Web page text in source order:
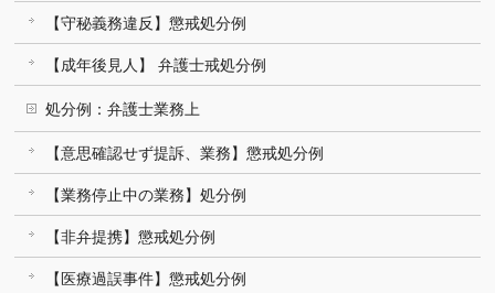
【守秘義務違反】懲戒処分例
【成年後見人】 弁護士戒処分例
処分例：弁護士業務上
【意思確認せず提訴、業務】懲戒処分例
【業務停止中の業務】処分例
【非弁提携】懲戒処分例
【医療過誤事件】懲戒処分例